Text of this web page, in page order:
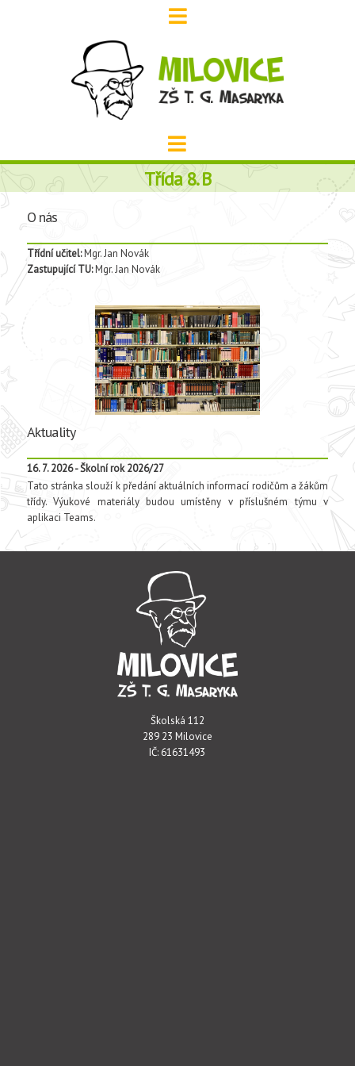
Třída 8. B
O nás
Třídní učitel:Mgr. Jan Novák
Zastupující TU:Mgr. Jan Novák
Aktuality
16. 7. 2026 - Školní rok 2026/27
Tato stránka slouží k předání aktuálních informací rodičům a žákům
třídy. Výukové materiály budou umístěny v příslušném týmu v
aplikaci Teams.
Školská 112
289 23 Milovice
IČ: 61631493